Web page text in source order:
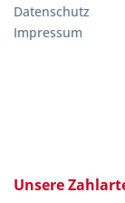
Datenschutz
Impressum
Unsere